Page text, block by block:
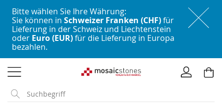
Bitte wählen Sie Ihre Währung:
Sie können in Schweizer Franken (CHF)für
Lieferung in der Schweiz und Liechtenstein
oder Euro (EUR)für die Lieferung in Europa
bezahlen.
zum
Inhalt